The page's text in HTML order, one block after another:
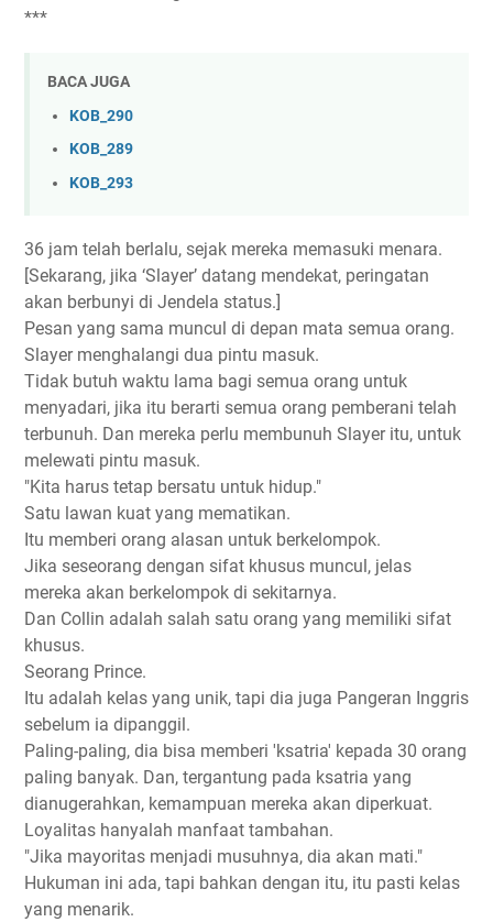
***
BACA JUGA
KOB_290
KOB_289
KOB_293
36 jam telah berlalu, sejak mereka memasuki menara.
[Sekarang, jika ‘Slayer’ datang mendekat, peringatan
akan berbunyi di Jendela status.]
Pesan yang sama muncul di depan mata semua orang.
Slayer menghalangi dua pintu masuk.
Tidak butuh waktu lama bagi semua orang untuk
menyadari, jika itu berarti semua orang pemberani telah
terbunuh. Dan mereka perlu membunuh Slayer itu, untuk
melewati pintu masuk.
"Kita harus tetap bersatu untuk hidup."
Satu lawan kuat yang mematikan.
Itu memberi orang alasan untuk berkelompok.
Jika seseorang dengan sifat khusus muncul, jelas
mereka akan berkelompok di sekitarnya.
Dan Collin adalah salah satu orang yang memiliki sifat
khusus.
Seorang Prince.
Itu adalah kelas yang unik, tapi dia juga Pangeran Inggris
sebelum ia dipanggil.
Paling-paling, dia bisa memberi 'ksatria' kepada 30 orang
paling banyak. Dan, tergantung pada ksatria yang
dianugerahkan, kemampuan mereka akan diperkuat.
Loyalitas hanyalah manfaat tambahan.
"Jika mayoritas menjadi musuhnya, dia akan mati."
Hukuman ini ada, tapi bahkan dengan itu, itu pasti kelas
yang menarik.